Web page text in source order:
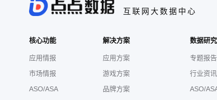
互联网大数据中心
核心功能
应用情报
市场情报
ASO/ASA
解决方案
应用方案
游戏方案
品牌方案
数据研
专题报告
行业资讯
ASO/